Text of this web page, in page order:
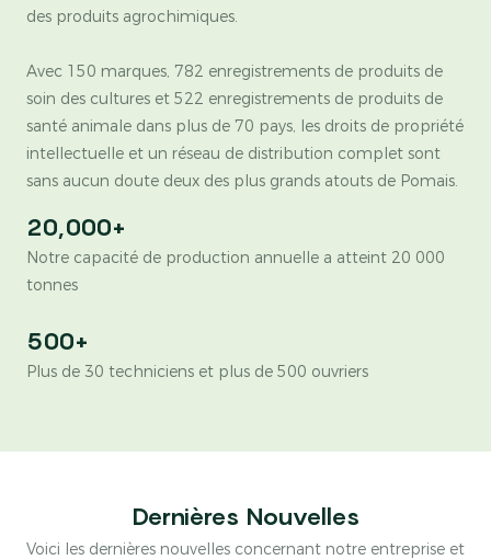
des produits agrochimiques.
Avec 150 marques, 782 enregistrements de produits de
soin des cultures et 522 enregistrements de produits de
santé animale dans plus de 70 pays, les droits de propriété
intellectuelle et un réseau de distribution complet sont
sans aucun doute deux des plus grands atouts de Pomais.
20,000+
Notre capacité de production annuelle a atteint 20 000
tonnes
500+
Plus de 30 techniciens et plus de 500 ouvriers
Dernières Nouvelles
Voici les dernières nouvelles concernant notre entreprise et